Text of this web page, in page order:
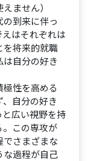
ません）
到来に伴っ
はそれぞれは
を将来的就職
自分の好き
性を高める
自分の好き
広い視野を持
。この専攻が
でさまざまな
な過程が自己